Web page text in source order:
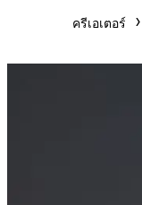
ครีเอเตอร์